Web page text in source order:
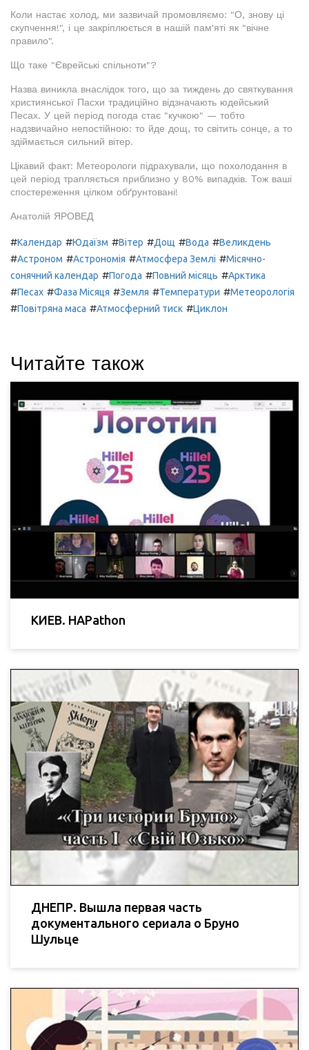
Коли настає холод, ми зазвичай промовляємо: "О, знову ці
скупчення!", і це закріплюється в нашій пам'яті як "вічне
правило".
Що таке "Єврейські спільноти"?
Назва виникла внаслідок того, що за тиждень до святкування
християнської Пасхи традиційно відзначають юдейський
Песах. У цей період погода стає "кучкою" — тобто
надзвичайно непостійною: то йде дощ, то світить сонце, а то
здіймається сильний вітер.
Цікавий факт: Метеорологи підрахували, що похолодання в
цей період трапляється приблизно у 80% випадків. Тож ваші
спостереження цілком обґрунтовані!
Анатолій ЯРОВЕД
#Календар #Юдаїзм #Вітер #Дощ #Вода #Великдень
#Астроном #Астрономія #Атмосфера Землі #Місячно-
сонячний календар #Погода #Повний місяць #Арктика
#Песах #Фаза Місяця #Земля #Температури #Метеорологія
#Повітряна маса #Атмосферний тиск #Циклон
Читайте також
КИЕВ. HAPathon
ДНЕПР. Вышла первая часть
документального сериала о Бруно
Шульце